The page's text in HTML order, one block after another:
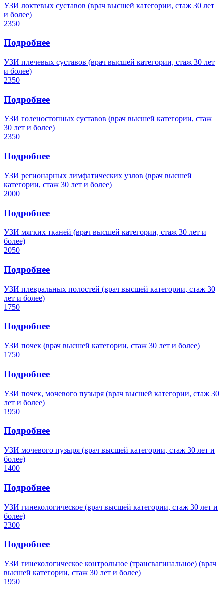
УЗИ локтевых суставов (врач высшей категории, стаж 30 лет
и более)
2350
Подробнее
УЗИ плечевых суставов (врач высшей категории, стаж 30 лет
и более)
2350
Подробнее
УЗИ голеностопных суставов (врач высшей категории, стаж
30 лет и более)
2350
Подробнее
УЗИ регионарных лимфатических узлов (врач высшей
категории, стаж 30 лет и более)
2000
Подробнее
УЗИ мягких тканей (врач высшей категории, стаж 30 лет и
более)
2050
Подробнее
УЗИ плевральных полостей (врач высшей категории, стаж 30
лет и более)
1750
Подробнее
УЗИ почек (врач высшей категории, стаж 30 лет и более)
1750
Подробнее
УЗИ почек, мочевого пузыря (врач высшей категории, стаж 30
лет и более)
1950
Подробнее
УЗИ мочевого пузыря (врач высшей категории, стаж 30 лет и
более)
1400
Подробнее
УЗИ гинекологическое (врач высшей категории, стаж 30 лет и
более)
2300
Подробнее
УЗИ гинекологическое контрольное (трансвагинальное) (врач
высшей категории, стаж 30 лет и более)
1950